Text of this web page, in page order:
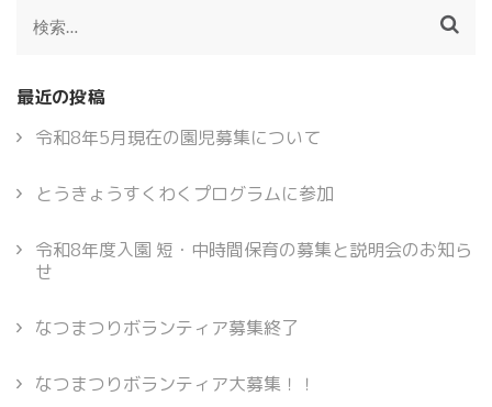
検
最近の投稿
令和8年5月現在の園児募集について
とうきょうすくわくプログラムに参加
令和8年度入園 短・中時間保育の募集と説明会のお知ら
せ
なつまつりボランティア募集終了
なつまつりボランティア大募集！！